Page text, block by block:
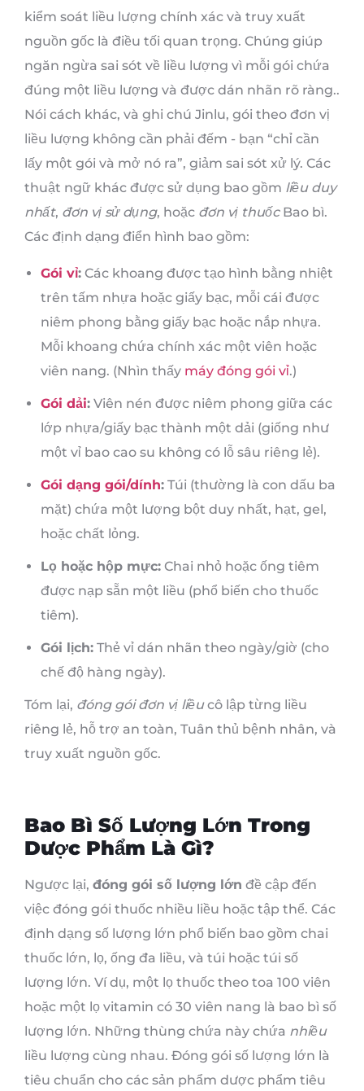
kiểm soát liều lượng chính xác và truy xuất
nguồn gốc là điều tối quan trọng. Chúng giúp
ngăn ngừa sai sót về liều lượng vì mỗi gói chứa
đúng một liều lượng và được dán nhãn rõ ràng..
Nói cách khác, và ghi chú Jinlu, gói theo đơn vị
liều lượng không cần phải đếm - bạn “chỉ cần
lấy một gói và mở nó ra”, giảm sai sót xử lý. Các
thuật ngữ khác được sử dụng bao gồm liều duy
nhất, đơn vị sử dụng, hoặc đơn vị thuốcBao bì.
Các định dạng điển hình bao gồm:
Gói vỉ: Các khoang được tạo hình bằng nhiệt
trên tấm nhựa hoặc giấy bạc, mỗi cái được
niêm phong bằng giấy bạc hoặc nắp nhựa.
Mỗi khoang chứa chính xác một viên hoặc
viên nang. (Nhìn thấy máy đóng gói vỉ.)
Gói dải: Viên nén được niêm phong giữa các
lớp nhựa/giấy bạc thành một dải (giống như
một vỉ bao cao su không có lỗ sâu riêng lẻ).
Gói dạng gói/dính: Túi (thường là con dấu ba
mặt) chứa một lượng bột duy nhất, hạt, gel,
hoặc chất lỏng.
Lọ hoặc hộp mực: Chai nhỏ hoặc ống tiêm
được nạp sẵn một liều (phổ biến cho thuốc
tiêm).
Gói lịch: Thẻ vỉ dán nhãn theo ngày/giờ (cho
chế độ hàng ngày).
Tóm lại, đóng gói đơn vị liềucô lập từng liều
riêng lẻ, hỗ trợ an toàn, Tuân thủ bệnh nhân, và
truy xuất nguồn gốc.
Bao Bì Số Lượng Lớn Trong
Dược Phẩm Là Gì?
Ngược lại, đóng gói số lượng lớn đề cập đến
việc đóng gói thuốc nhiều liều hoặc tập thể. Các
định dạng số lượng lớn phổ biến bao gồm chai
thuốc lớn, lọ, ống đa liều, và túi hoặc túi số
lượng lớn. Ví dụ, một lọ thuốc theo toa 100 viên
hoặc một lọ vitamin có 30 viên nang là bao bì số
lượng lớn. Những thùng chứa này chứa nhiều
liều lượng cùng nhau. Đóng gói số lượng lớn là
tiêu chuẩn cho các sản phẩm dược phẩm tiêu